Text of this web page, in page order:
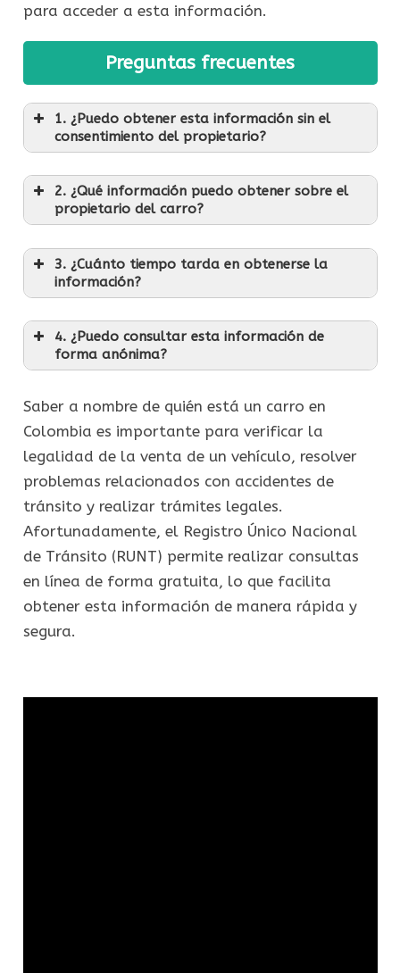
para acceder a esta información.
Preguntas frecuentes
1. ¿Puedo obtener esta información sin el
consentimiento del propietario?
2. ¿Qué información puedo obtener sobre el
propietario del carro?
3. ¿Cuánto tiempo tarda en obtenerse la
información?
4. ¿Puedo consultar esta información de
forma anónima?
Saber a nombre de quién está un carro en
Colombia es importante para verificar la
legalidad de la venta de un vehículo, resolver
problemas relacionados con accidentes de
tránsito y realizar trámites legales.
Afortunadamente, el Registro Único Nacional
de Tránsito (RUNT) permite realizar consultas
en línea de forma gratuita, lo que facilita
obtener esta información de manera rápida y
segura.